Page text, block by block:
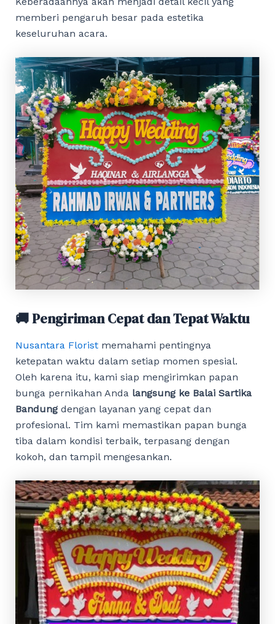
memberi pengaruh besar pada estetika
keseluruhan acara.
🚚 Pengiriman Cepat dan Tepat Waktu
Nusantara Floristmemahami pentingnya
ketepatan waktu dalam setiap momen spesial.
Oleh karena itu, kami siap mengirimkan papan
bunga pernikahan Anda langsung ke Balai Sartika
Bandungdengan layanan yang cepat dan
profesional. Tim kami memastikan papan bunga
tiba dalam kondisi terbaik, terpasang dengan
kokoh, dan tampil mengesankan.